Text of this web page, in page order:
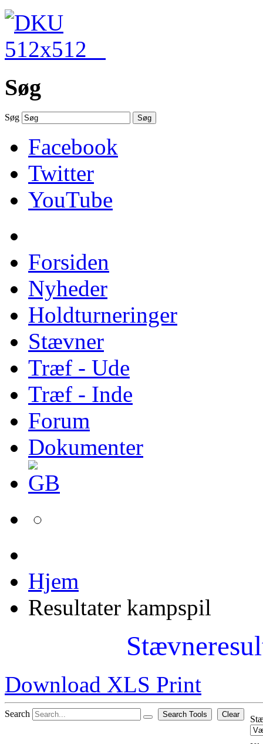
Søg
Søg Søg
Facebook
Twitter
YouTube
Forsiden
Nyheder
Holdturneringer
Stævner
Træf - Ude
Træf - Inde
Forum
Dokumenter
Hjem
Resultater kampspil
Download XLS Print
Search Search Tools Clear